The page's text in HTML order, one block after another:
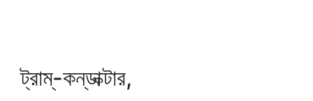
ট্রাম্‌-কন্‌ডাক্টার,